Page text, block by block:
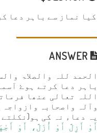
کیا نماز سے باہر دعا
الحمد للہ والصلاۃ
باہر دعا کرتے ہوۓ
اللہ تعالی عنھا
وآلہ واصحابہ
یہ دعاء نہ کی
أَوْ أَزِلَّ أَوْ أُزَلَّ، أَوْ